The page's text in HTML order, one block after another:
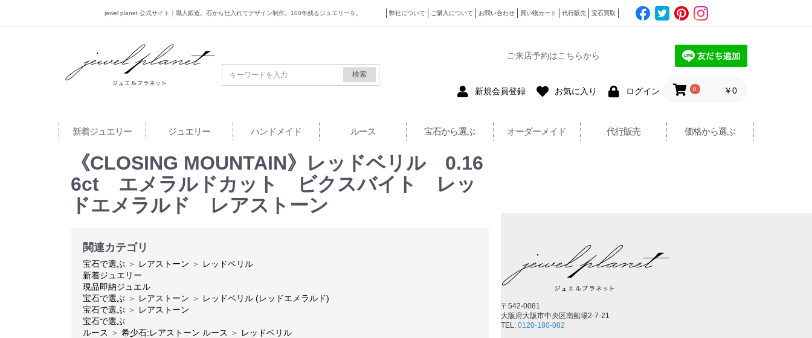
jewel planet 公式サイト｜職人鍛造。石から仕入れてデザイン制作。100年残るジュエリーを。 弊社について ご購入について お問い合わせ 買い物カート 代行販売 宝石買取
jewel planet 公式サイト
検索
ご来店予約はこちらから
新規会員登録 お気に入り ログイン 0 ￥0
新着ジュエリー ジュエリー ハンドメイド ルース 宝石から選ぶ オーダーメイド 代行販売 価格から選ぶ
《CLOSING MOUNTAIN》レッドベリル 0.16
6ct エメラルドカット ビクスバイト レッ
ドエメラルド レアストーン
関連カテゴリ
宝石で選ぶ ＞ レアストーン ＞ レッドベリル
新着ジュエリー
現品即納ジュエル
宝石で選ぶ ＞ レアストーン ＞ レッドベリル (レッドエメラルド)
宝石で選ぶ ＞ レアストーン
宝石で選ぶ
ルース ＞ 希少石:レアストーン ルース ＞ レッドベリル
〒542-0081
大阪府大阪市中央区南船場2-7-21
TEL: 0120-180-082